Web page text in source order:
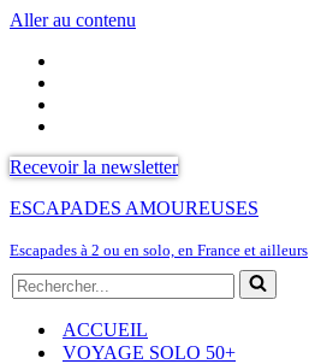
Aller au contenu
Recevoir la newsletter
ESCAPADES AMOUREUSES
Escapades à 2 ou en solo, en France et ailleurs
Rechercher...
ACCUEIL
VOYAGE SOLO 50+